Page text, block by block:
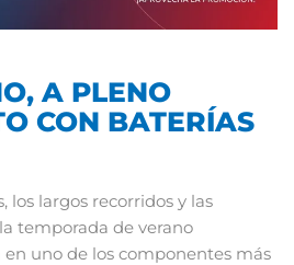
A PLENO
CON BATERÍAS
los largos recorridos y las
temporada de verano
uno de los componentes más